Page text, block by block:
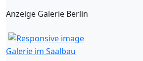
Anzeige Galerie Berlin
Galerie im Saalbau